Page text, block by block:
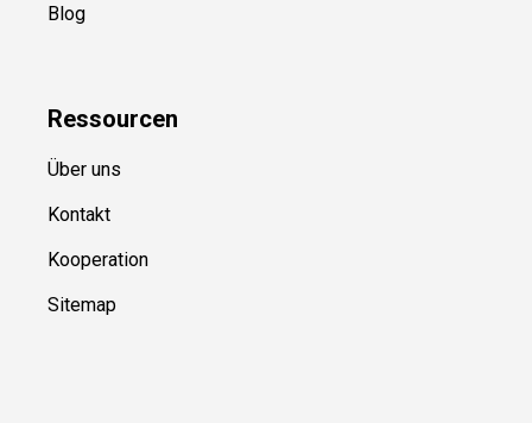
Blog
Ressourcen
Über uns
Kontakt
Kooperation
Sitemap